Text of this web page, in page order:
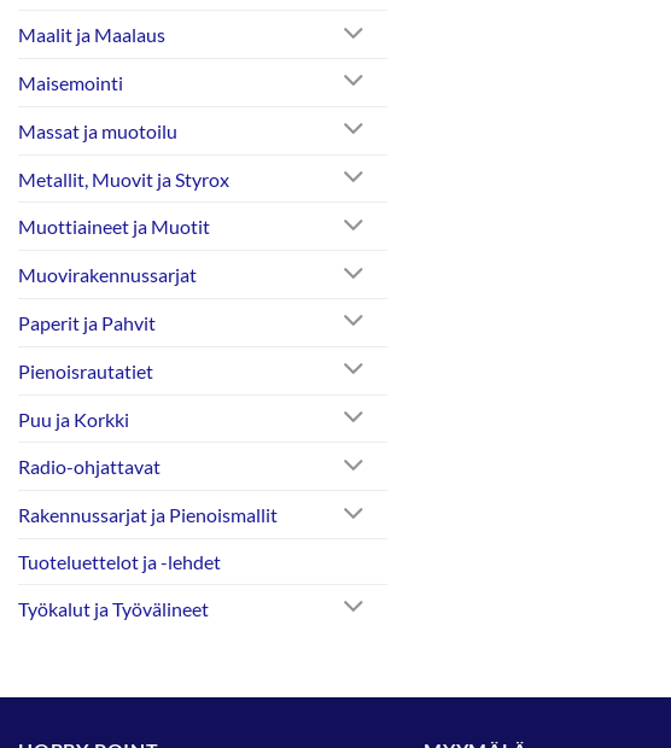
Maalit ja Maalaus
Maisemointi
Massat ja muotoilu
Metallit, Muovit ja Styrox
Muottiaineet ja Muotit
Muovirakennussarjat
Paperit ja Pahvit
Pienoisrautatiet
Puu ja Korkki
Radio-ohjattavat
Rakennussarjat ja Pienoismallit
Tuoteluettelot ja -lehdet
Työkalut ja Työvälineet